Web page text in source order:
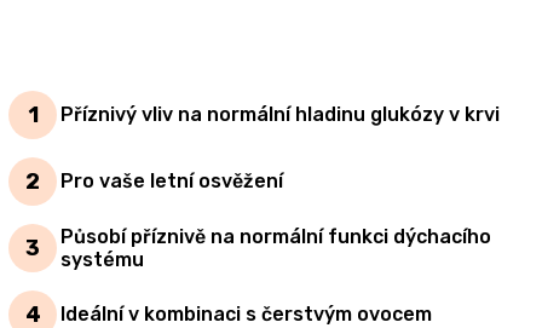
Příznivý vliv na normální hladinu glukózy v krvi
Pro vaše letní osvěžení
Působí příznivě na normální funkci dýchacího
systému
Ideální v kombinaci s čerstvým ovocem